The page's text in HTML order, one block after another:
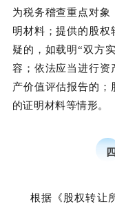
为税务稽查重点对象
明材料；提供的股
疑的，如载明“双方
容；依法应当进行资
产价值评估报告的；
的证明材料等情形。
根据《股权转让